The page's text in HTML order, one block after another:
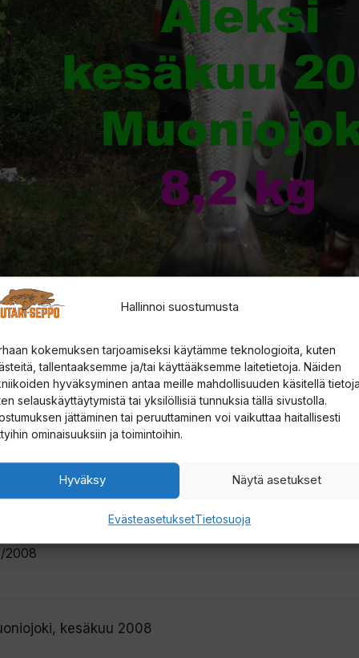
Hallinnoi suostumusta
kokemuksen tarjoamiseksi käytämme teknologioita, kuten
tallentaaksemme ja/tai käyttääksemme laitetietoja. Näiden
hyväksyminen antaa meille mahdollisuuden käsitellä
selauskäyttäytymistä tai yksilöllisiä tunnuksia tällä sivustolla.
jättäminen tai peruuttaminen voi vaikuttaa haitallisesti
ominaisuuksiin ja toimintoihin.
Hyväksy Näytä asetukset
EvästeasetuksetTietosuoja
Muoniojoelta
Suomen Lappi
2008
kesäkuu 2008